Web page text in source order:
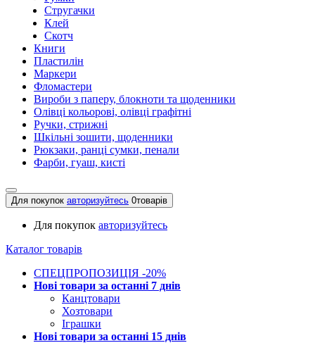
Стругачки
Клей
Скотч
Книги
Пластилін
Маркери
Фломастери
Вироби з паперу, блокноти та щоденники
Олівці кольорові, олівці графітні
Ручки, стрижні
Шкільні зошити, щоденники
Рюкзаки, ранці сумки, пенали
Фарби, гуаш, кисті
Для покупок авторизуйтесь 0товарів
Для покупок авторизуйтесь
Каталог товарів
СПЕЦПРОПОЗИЦІЯ -20%
Нові товари за останнi 7 днiв
Канцтовари
Хозтовари
Іграшки
Нові товари за останнi 15 днiв